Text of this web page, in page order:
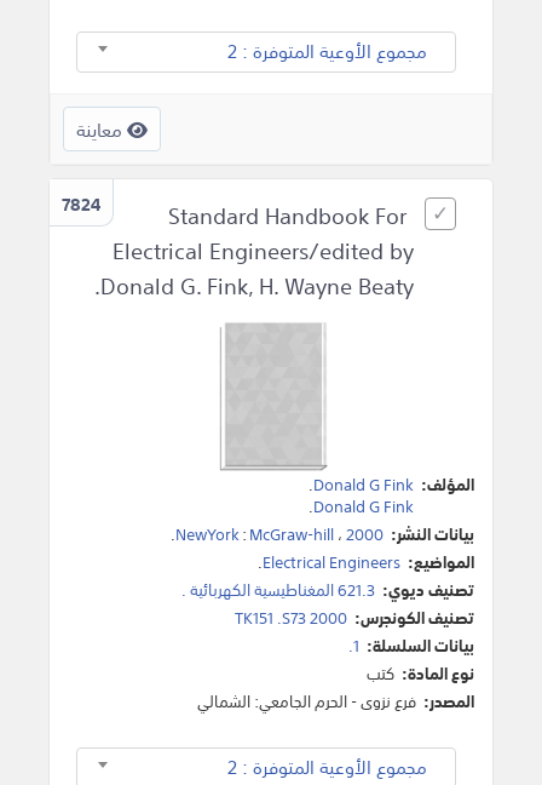
مجموع الأوعية المتوفرة : 2
معاينة
7824
Standard Handbook For
Electrical Engineers/edited by
Donald G. Fink, H. Wayne Beaty.
المؤلف: Donald G Fink
.
Donald G Fink
.
بيانات النشر:
NewYork:McGraw-hill،2000
.
المواضيع: Electrical Engineers
.
تصنيف ديوي: 621.3 المغناطيسية الكهربائية .
تصنيف الكونجرس: TK151 .S73 2000
بيانات السلسلة: 1.
نوع المادة: كتب
المصدر: فرع نزوى - الحرم الجامعي: الشمالي
مجموع الأوعية المتوفرة : 2